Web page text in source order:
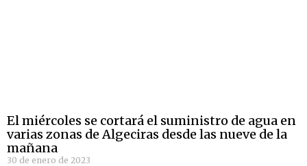
El miércoles se cortará el suministro de agua en
varias zonas de Algeciras desde las nueve de la
mañana
30 de enero de 2023